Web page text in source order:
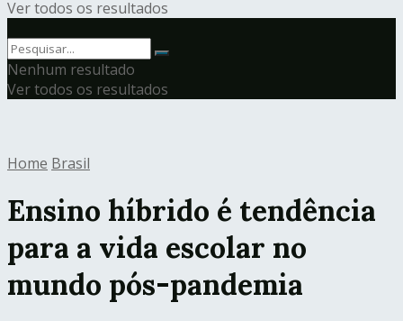
Ver todos os resultados
Nenhum resultado
Ver todos os resultados
Home Brasil
Ensino híbrido é tendência
para a vida escolar no
mundo pós-pandemia